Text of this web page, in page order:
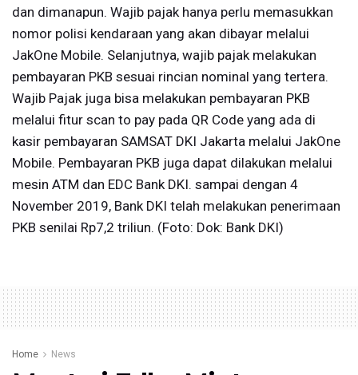
dan dimanapun. Wajib pajak hanya perlu memasukkan
nomor polisi kendaraan yang akan dibayar melalui
JakOne Mobile. Selanjutnya, wajib pajak melakukan
pembayaran PKB sesuai rincian nominal yang tertera.
Wajib Pajak juga bisa melakukan pembayaran PKB
melalui fitur scan to pay pada QR Code yang ada di
kasir pembayaran SAMSAT DKI Jakarta melalui JakOne
Mobile. Pembayaran PKB juga dapat dilakukan melalui
mesin ATM dan EDC Bank DKI. sampai dengan 4
November 2019, Bank DKI telah melakukan penerimaan
PKB senilai Rp7,2 triliun. (Foto: Dok: Bank DKI)
Home News